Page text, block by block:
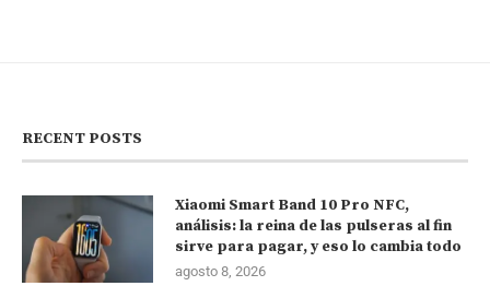
RECENT POSTS
Xiaomi Smart Band 10 Pro NFC,
análisis: la reina de las pulseras al fin
sirve para pagar, y eso lo cambia todo
agosto 8, 2026